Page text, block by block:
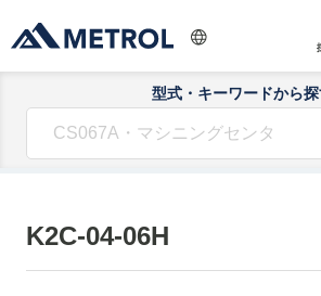
型式・キーワードから
K2C-04-06H